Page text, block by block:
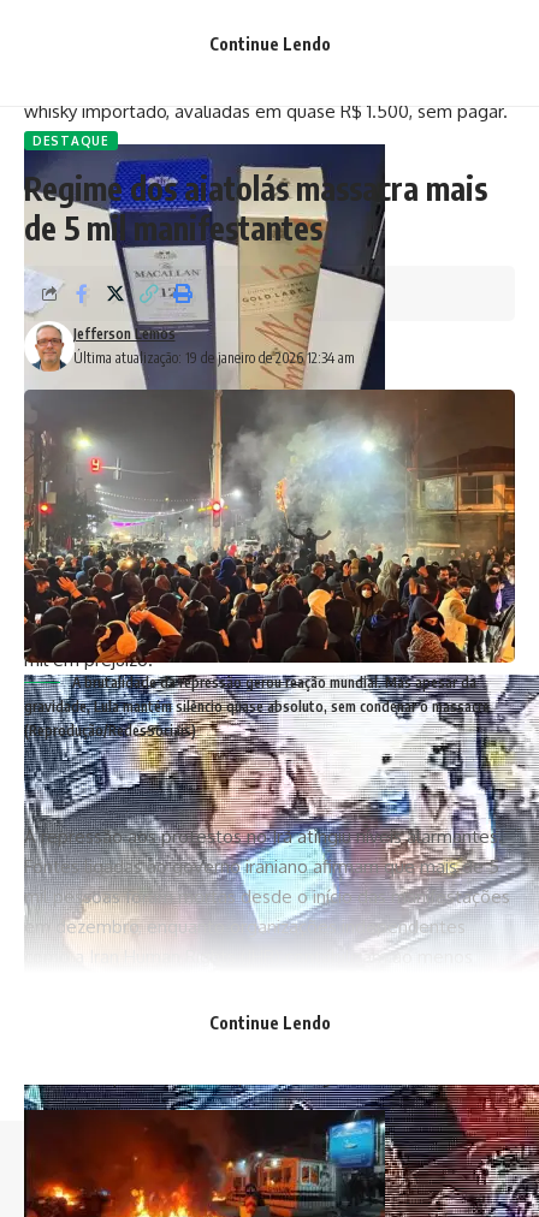
de Lima e Maria Jurema de Souza — foram flagrados em
whisky importado, avaliadas em quase R$ 1.500, sem pagar.
O ‘turismo’ do furto
Hospedados em Copacabana para as férias de janeiro, o trio
decidiu incluir no roteiro turístico uma visita criminosa ao
supermercado. A estratégia era simples e cínica: esconder
bebidas em sacolas retornáveis e passar pelo caixa como
se fossem clientes comuns. Não satisfeitos, já haviam
furtado carnes e bebidas dias antes, somando quase R$ 2
mil em prejuízo.
Continue Lendo
DESTAQUE
Regime dos aiatolás massacra mais
de 5 mil manifestantes
Última atualização: 19 de janeiro de 2026 12:34 am
Jefferson Lemos
A brutalidade da repressão gerou reação mundial. Mas apesar da
gravidade, Lula mantém silêncio quase absoluto, sem condenar o massacre
(Reprodução/RedesSociais)
A repressão aos protestos no Irã atingiu níveis alarmantes.
Fontes ligadas ao governo iraniano afirmam que mais de 5
mil pessoas foram mortas desde o início das manifestações
em dezembro, enquanto organizações independentes
como a Iran Human Rights (IHR) contabilizam ao menos
International fala em até 12.000 mortos, citando
Continue Lendo